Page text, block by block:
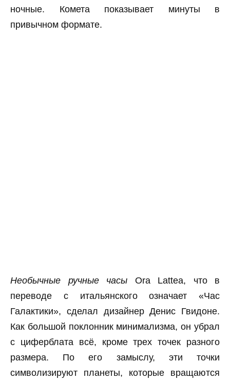
ночные. Комета показывает минуты в
привычном формате.
Необычные ручные часы Ora Lattea, что в
переводе с итальянского означает «Час
Галактики», сделал дизайнер Денис Гвидоне.
Как большой поклонник минимализма, он убрал
с циферблата всё, кроме трех точек разного
размера. По его замыслу, эти точки
символизируют планеты, которые вращаются